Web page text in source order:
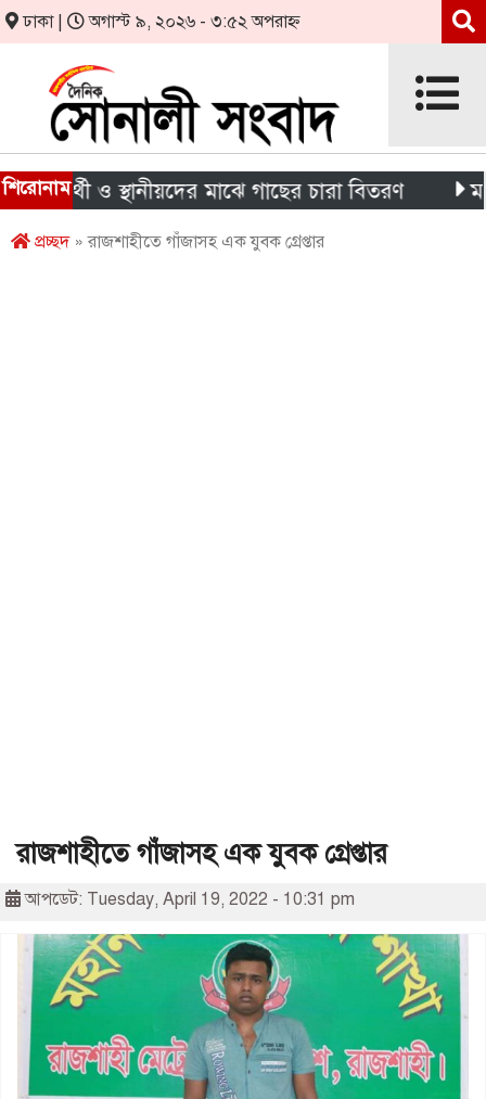
ঢাকা | অগাস্ট ৯, ২০২৬ - ৩:৫২ অপরাহ্ন
শিরোনামও স্থানীয়দের মাঝে গাছের চারা বিতরণ
প্রচ্ছদ» রাজশাহীতে গাঁজাসহ এক যুবক গ্রেপ্তার
রাজশাহীতে গাঁজাসহ এক যুবক গ্রেপ্তার
আপডেট: Tuesday, April 19, 2022 - 10:31 pm